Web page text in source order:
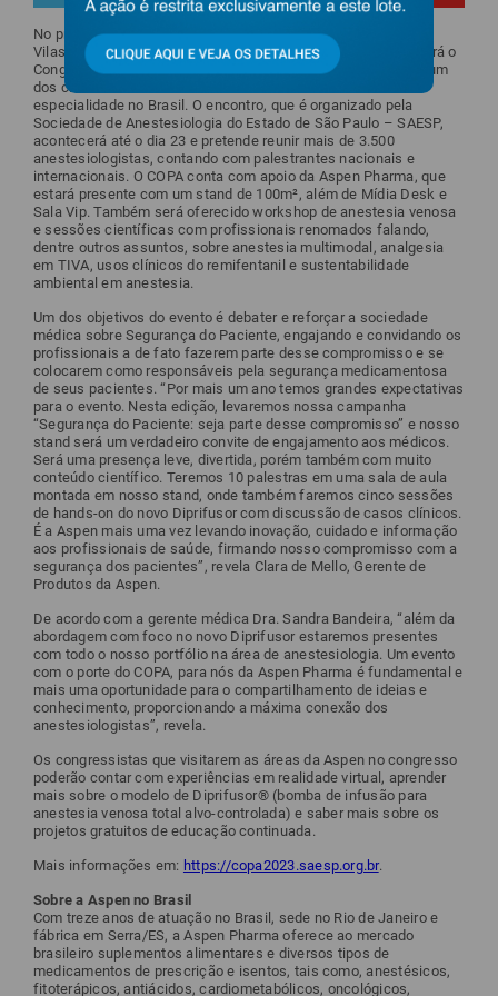
No próximo dia 20, o Transamérica Expo Center (Av. Dr. Mário
Vilas Boas Rodrigues, 387 – Santo Amaro, São Paulo) receberá o
Congresso Paulista de Anestesiologia, o COPA, considerado um
dos cinco maiores eventos do mundo e um dos maiores da
especialidade no Brasil. O encontro, que é organizado pela
Sociedade de Anestesiologia do Estado de São Paulo – SAESP,
acontecerá até o dia 23 e pretende reunir mais de 3.500
anestesiologistas, contando com palestrantes nacionais e
internacionais. O COPA conta com apoio da Aspen Pharma, que
estará presente com um stand de 100m², além de Mídia Desk e
Sala Vip. Também será oferecido workshop de anestesia venosa
e sessões científicas com profissionais renomados falando,
dentre outros assuntos, sobre anestesia multimodal, analgesia
em TIVA, usos clínicos do remifentanil e sustentabilidade
ambiental em anestesia.
Um dos objetivos do evento é debater e reforçar a sociedade
médica sobre Segurança do Paciente, engajando e convidando os
profissionais a de fato fazerem parte desse compromisso e se
colocarem como responsáveis pela segurança medicamentosa
de seus pacientes. “Por mais um ano temos grandes expectativas
para o evento. Nesta edição, levaremos nossa campanha
“Segurança do Paciente: seja parte desse compromisso” e nosso
stand será um verdadeiro convite de engajamento aos médicos.
Será uma presença leve, divertida, porém também com muito
conteúdo científico. Teremos 10 palestras em uma sala de aula
montada em nosso stand, onde também faremos cinco sessões
de hands-on do novo Diprifusor com discussão de casos clínicos.
É a Aspen mais uma vez levando inovação, cuidado e informação
aos profissionais de saúde, firmando nosso compromisso com a
segurança dos pacientes”, revela Clara de Mello, Gerente de
Produtos da Aspen.
De acordo com a gerente médica Dra. Sandra Bandeira, “além da
abordagem com foco no novo Diprifusor estaremos presentes
com todo o nosso portfólio na área de anestesiologia. Um evento
com o porte do COPA, para nós da Aspen Pharma é fundamental e
mais uma oportunidade para o compartilhamento de ideias e
conhecimento, proporcionando a máxima conexão dos
anestesiologistas”, revela.
Os congressistas que visitarem as áreas da Aspen no congresso
poderão contar com experiências em realidade virtual, aprender
mais sobre o modelo de Diprifusor® (bomba de infusão para
anestesia venosa total alvo-controlada) e saber mais sobre os
projetos gratuitos de educação continuada.
Mais informações em: https://copa2023.saesp.org.br.
Sobre a Aspen no Brasil
Com treze anos de atuação no Brasil, sede no Rio de Janeiro e
fábrica em Serra/ES, a Aspen Pharma oferece ao mercado
brasileiro suplementos alimentares e diversos tipos de
medicamentos de prescrição e isentos, tais como, anestésicos,
fitoterápicos, antiácidos, cardiometabólicos, oncológicos,